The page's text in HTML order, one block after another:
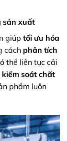
sản xuất
giúp tối ưu hóa
cách phân tích
thể liên tục cải
kiểm soát chất
phẩm luôn